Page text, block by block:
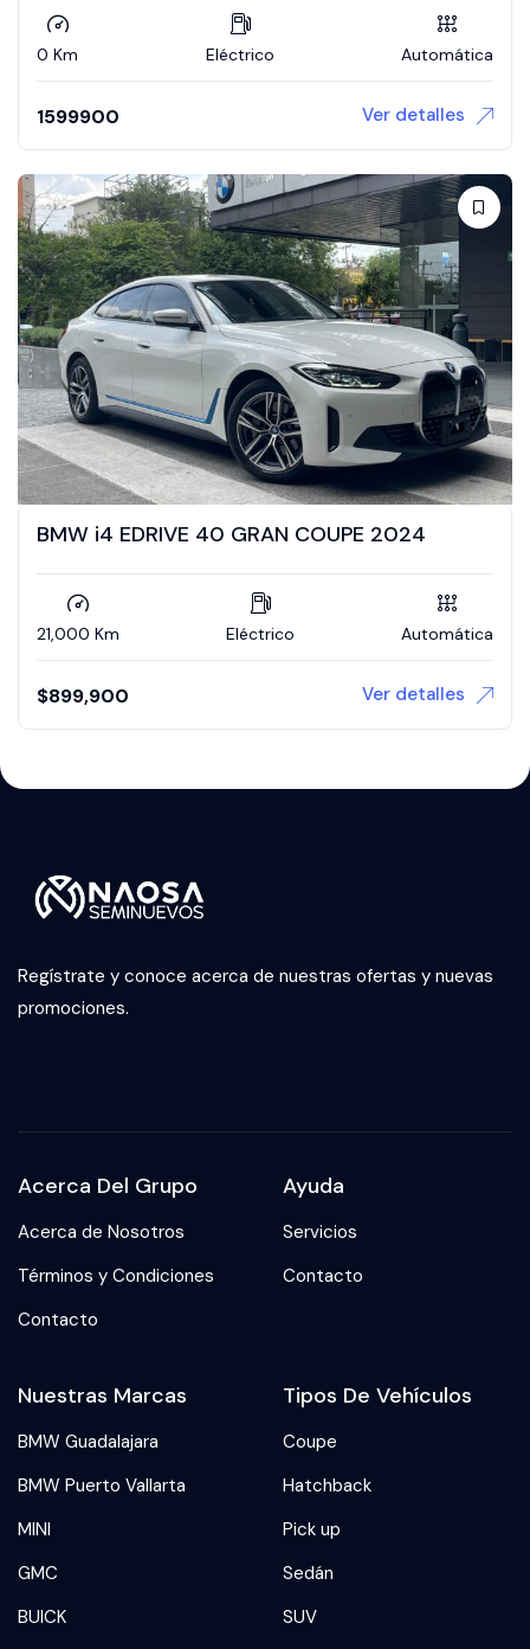
0 Km Eléctrico Automática
1599900 Ver detalles
BMW i4 EDRIVE 40 GRAN COUPE 2024
21,000 Km Eléctrico Automática
$899,900 Ver detalles
Regístrate y conoce acerca de nuestras ofertas y nuevas
promociones.
Acerca Del Grupo
Acerca de Nosotros
Términos y Condiciones
Contacto
Ayuda
Servicios
Contacto
Nuestras Marcas
BMW Guadalajara
BMW Puerto Vallarta
MINI
GMC
BUICK
Tipos De Vehículos
Coupe
Hatchback
Pick up
Sedán
SUV